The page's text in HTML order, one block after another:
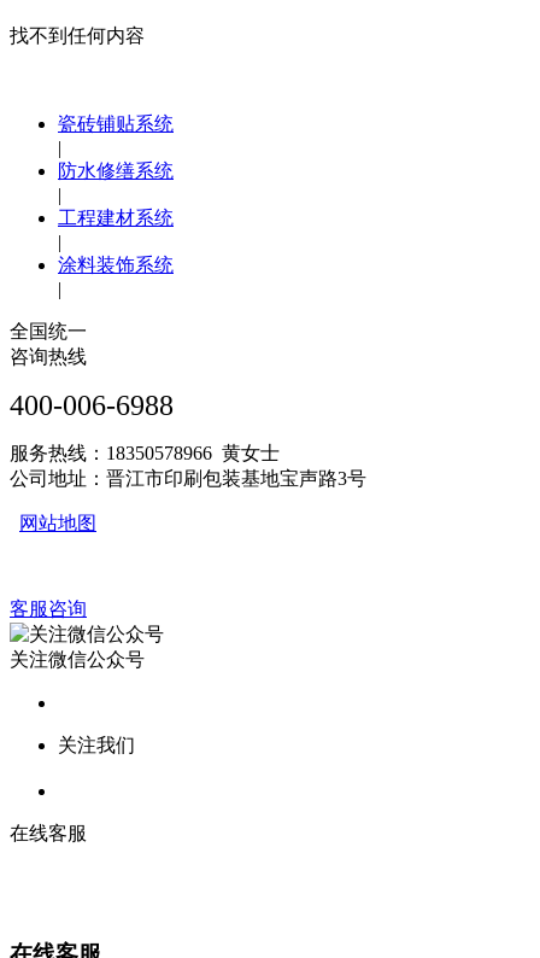
找不到任何内容
瓷砖铺贴系统
|
防水修缮系统
|
工程建材系统
|
涂料装饰系统
|
全国统一
咨询热线
400-006-6988
服务热线：18350578966 黄女士
公司地址：晋江市印刷包装基地宝声路3号
网站地图
客服咨询
关注微信公众号
关注我们
在线客服